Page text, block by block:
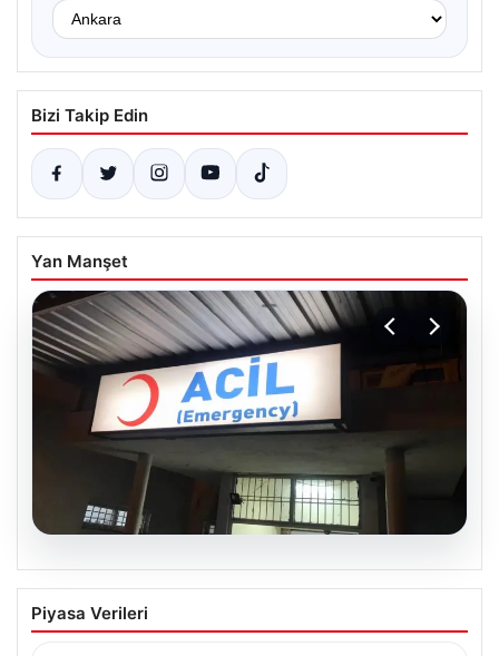
Bizi Takip Edin
Yan Manşet
05.08.2026
Dereye düştü: 3 yaşındaki Eslem,
hayatını kaybetti
Piyasa Verileri